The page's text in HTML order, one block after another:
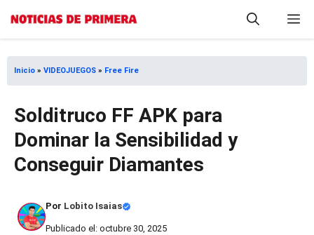
Saltar
contenido
Inicio » VIDEOJUEGOS » Free Fire
Solditruco FF APK para
Dominar la Sensibilidad y
Conseguir Diamantes
Por Lobito Isaias
Publicado el: octubre 30, 2025